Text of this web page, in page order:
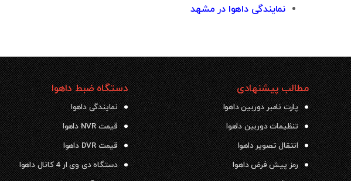
نمایندگی داهوا در مشهد
مطالب پیشنهادی
پارت نامبر دوربین داهوا
تنظیمات دوربین داهوا
انتقال تصویر داهوا
رمز پیش فرض داهوا
دستگاه ضبط داهوا
نمایندگی داهوا
قیمت NVR داهوا
قیمت DVR داهوا
دستگاه دی وی ار 4 کانال داهوا